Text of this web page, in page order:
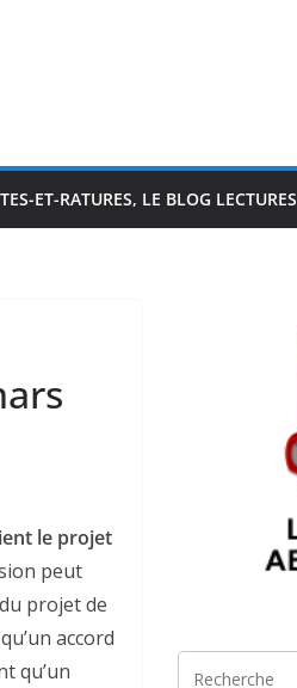
ET-RATURES, LE BLOG LECTURES
le projet
peut
projet de
accord
qu’un